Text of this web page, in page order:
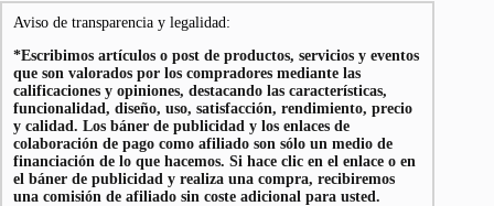
Aviso de transparencia y legalidad:
*Escribimos artículos o post de productos, servicios y eventos
que son valorados por los compradores mediante las
calificaciones y opiniones, destacando las características,
funcionalidad, diseño, uso, satisfacción, rendimiento, precio
y calidad. Los báner de publicidad y los enlaces de
colaboración de pago como afiliado son sólo un medio de
financiación de lo que hacemos. Si hace clic en el enlace o en
el báner de publicidad y realiza una compra, recibiremos
una comisión de afiliado sin coste adicional para usted.